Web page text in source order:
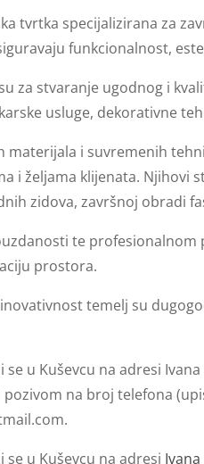
tvrtka specijalizirana za
funkcionalnost,
za stvaranje ugodnog i
usluge, dekorativne
materijala i suvremenih
i željama klijenata. Njihovi
zidova, završnoj obradi
te
prostora.
temelj su
se u Kuševcu na adresi
na broj telefona
.
se u Kuševcu na adresi